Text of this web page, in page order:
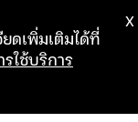
ดเพิ่มเติมได้ที่
ใช้บริการ
X